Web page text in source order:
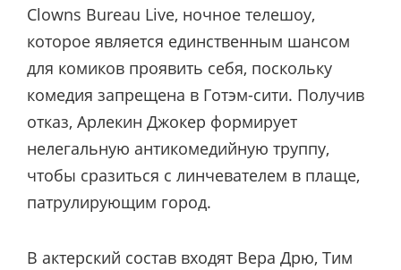
Clowns Bureau Live, ночное телешоу,
которое является единственным шансом
для комиков проявить себя, поскольку
комедия запрещена в Готэм-сити. Получив
отказ, Арлекин Джокер формирует
нелегальную антикомедийную труппу,
чтобы сразиться с линчевателем в плаще,
патрулирующим город.
В актерский состав входят Вера Дрю, Тим